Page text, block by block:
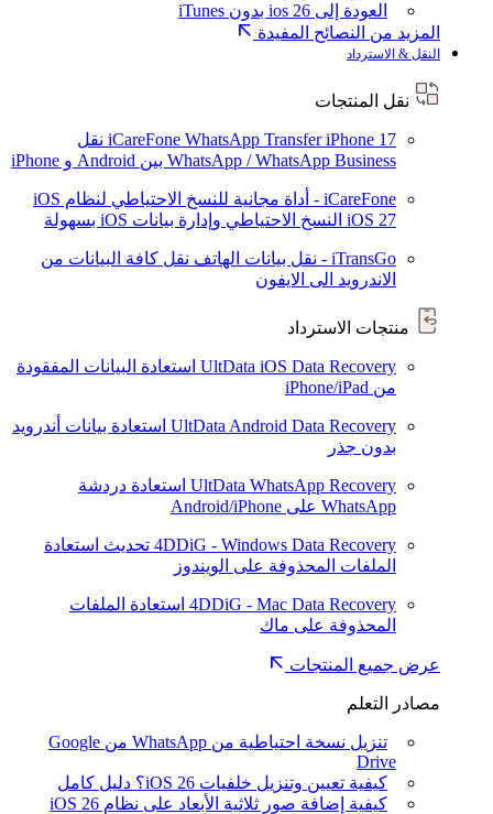
العودة إلى ios 26 بدون iTunes
المزيد من النصائح المفيدة
النقل & الاسترداد
نقل المنتجات
iCareFone WhatsApp TransferiPhone 17
نقل
WhatsApp / WhatsApp Business بين Android و iPhone
iCareFone - أداة مجانية للنسخ الاحتياطي لنظام iOS
iOS 27 النسخ الاحتياطي وإدارة بيانات iOS بسهولة
iTransGo - نقل بيانات الهاتف
نقل كافة البيانات من
الاندرويد الى الايفون
منتجات الاسترداد
UltData iOS Data Recovery استعادة البيانات المفقودة
من iPhone/iPad
UltData Android Data Recovery استعادة بيانات أندرويد
بدون جذر
UltData WhatsApp Recovery استعادة دردشة
WhatsApp على Android/iPhone
4DDiG - Windows Data Recovery تحديث استعادة
الملفات المحذوفة على الويندوز
4DDiG - Mac Data Recovery استعادة الملفات
المحذوفة على ماك
عرض جميع المنتجات
مصادر التعلم
تنزيل نسخة احتياطية من WhatsApp من Google
Drive
كيفية تعيين وتنزيل خلفيات iOS 26؟ دليل كامل
كيفية إضافة صور ثلاثية الأبعاد على نظام iOS 26